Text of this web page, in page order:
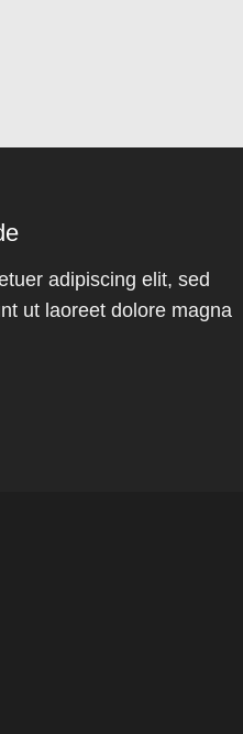
adipiscing elit, sed
ut laoreet dolore magna